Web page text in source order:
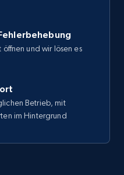
und wir lösen es
Betrieb, mit
im Hintergrund